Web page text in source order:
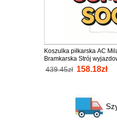
Koszulka piłkarska AC
Bramkarska Strój
Rękaw
439.45zł 158.18zł